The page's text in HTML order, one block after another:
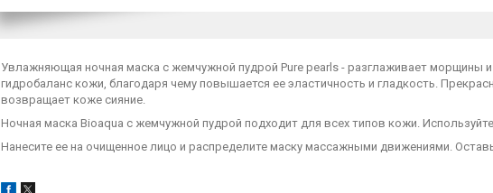
Увлажняющая ночная маска с жемчужной пудрой Pure pearls - разглаживает морщины
гидробаланс кожи, благодаря чему повышается ее эластичность и гладкость.
возвращает коже сияние.
Ночная маска Bioaqua с жемчужной пудрой подходит для всех типов кожи.
Нанесите ее на очищенное лицо и распределите маску массажными движениями.